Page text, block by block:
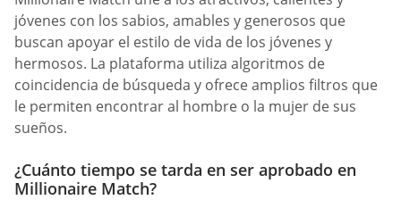
jóvenes con los sabios, amables y generosos que
buscan apoyar el estilo de vida de los jóvenes y
hermosos. La plataforma utiliza algoritmos de
coincidencia de búsqueda y ofrece amplios filtros que
le permiten encontrar al hombre o la mujer de sus
sueños.
¿Cuánto tiempo se tarda en ser aprobado en
Millionaire Match?